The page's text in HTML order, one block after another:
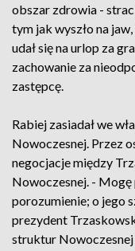
obszar zdrowia -
tym jak wyszło na
udał się na urlop za
zachowanie za
zastępcę.
Rabiej zasiadał we
Nowoczesnej. Przez
negocjacje między
Nowoczesnej. - Mogę
porozumienie; o jego
prezydent
struktur